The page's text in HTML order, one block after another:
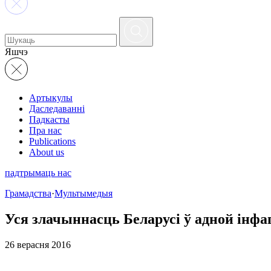
Яшчэ
Артыкулы
Даследаванні
Падкасты
Пра нас
Publications
About us
падтрымаць нас
Грамадства·Мультымедыя
Уся злачыннасць Беларусі ў адной
26 верасня 2016